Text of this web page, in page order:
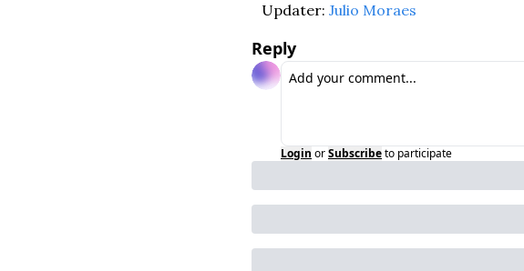
Updater: Julio Moraes
Reply
Login orSubscribeto participate